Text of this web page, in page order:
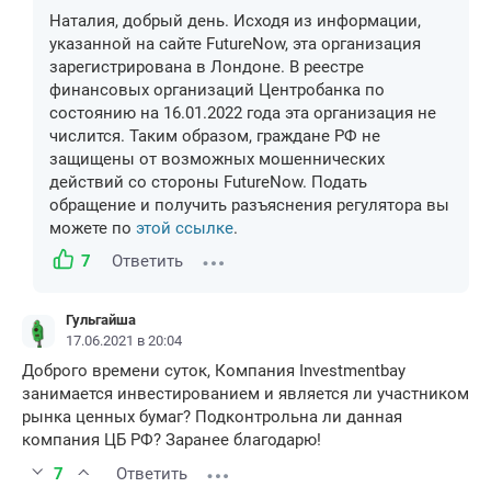
Наталия, добрый день. Исходя из информации,
указанной на сайте FutureNow, эта организация
зарегистрирована в Лондоне. В реестре
финансовых организаций Центробанка по
состоянию на 16.01.2022 года эта организация не
числится. Таким образом, граждане РФ не
защищены от возможных мошеннических
действий со стороны FutureNow. Подать
обращение и получить разъяснения регулятора вы
можете по этой ссылке.
7
Ответить
Гульгайша
17.06.2021 в 20:04
Доброго времени суток, Компания Investmentbay
занимается инвестированием и является ли участником
рынка ценных бумаг? Подконтрольна ли данная
компания ЦБ РФ? Заранее благодарю!
7
Ответить